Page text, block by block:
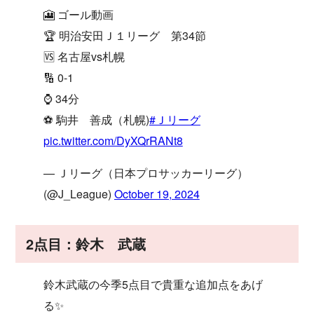
🎦 ゴール動画
🏆 明治安田Ｊ１リーグ 第34節
🆚 名古屋vs札幌
🔢 0-1
⌚️ 34分
⚽️ 駒井 善成（札幌)#Ｊリーグ
pic.twitter.com/DyXQrRANt8
— Ｊリーグ（日本プロサッカーリーグ）
(@J_League) October 19, 2024
2点目：鈴木 武蔵
鈴木武蔵の今季5点目で貴重な追加点をあげ
る✨️